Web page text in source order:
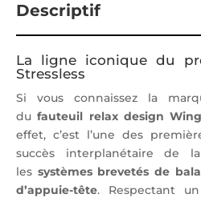
Descriptif
La ligne iconique du
Stressless
Si vous connaissez la
dufauteuil relax design Wing
effet, c’est l’une des
succès interplanétaire de
les systèmes brevetés de
d’appuie-tête. Respectant